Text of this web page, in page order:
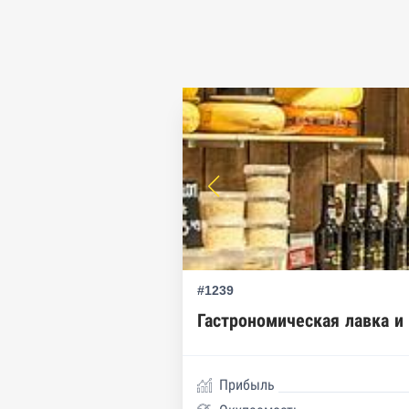
Реестры ФНС
Реестр заключенных
Реестр членов Торгово-
Реестр уведомлений о
Реестр недействительных
Единый реестр малого и
#1239
Гастрономическая лавка
Прибыль